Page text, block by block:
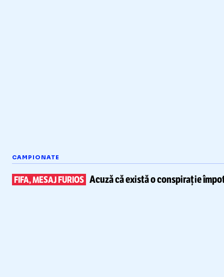
CAMPIONATE
FIFA, MESAJ FURIOS Acuză că existăo conspirație